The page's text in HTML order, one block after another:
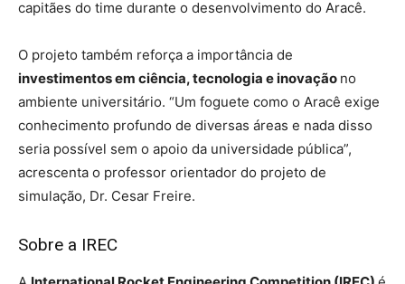
capitães do time durante o desenvolvimento do Aracê.
O projeto também reforça a importância de
investimentos em ciência, tecnologia e inovação no
ambiente universitário. “Um foguete como o Aracê exige
conhecimento profundo de diversas áreas e nada disso
seria possível sem o apoio da universidade pública”,
acrescenta o professor orientador do projeto de
simulação, Dr. Cesar Freire.
Sobre a IREC